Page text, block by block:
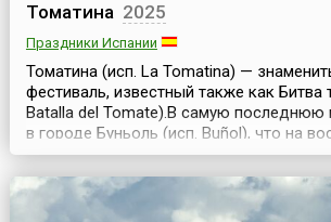
Томатина 2025
Праздники Испании
Томатина (исп. La Tomatina) —
фестиваль, известный также как Битва
Batallа del Tomate).В самую последнюю
в городе Буньоль (исп. Buñol), что на
начинается ежегодный «Томатный
посвященный уходящему лету. Как и
фестивали, этот проходит с
фейерверками, музыкой, танцами и